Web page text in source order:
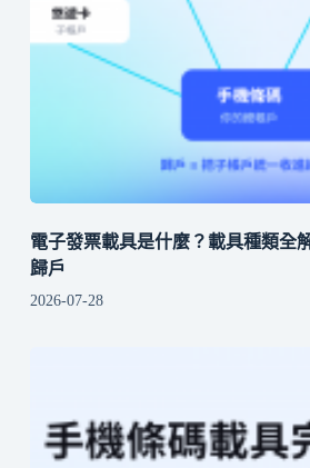
電子發票載具是什麼？載具種類全
歸戶
2026-07-28